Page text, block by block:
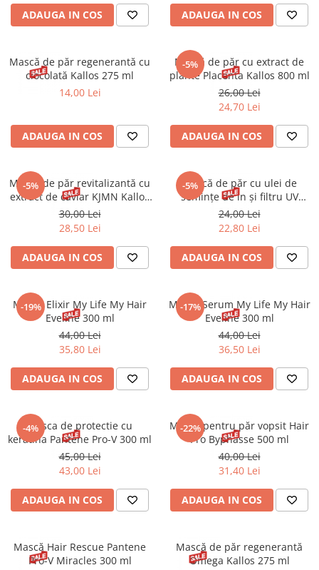
ADAUGA IN COS ADAUGA IN COS
Mască de păr regenerantă cu
ciocolată Kallos 275 ml
14,00 Lei
ADAUGA IN COS
-5%
Mască de păr cu extract de
plante Placenta Kallos 800 ml
26,00 Lei
24,70 Lei
ADAUGA IN COS
-5%
Mască de păr revitalizantă cu
extract de caviar KJMN Kallos
1000 ml
30,00 Lei
28,50 Lei
ADAUGA IN COS
-5%
Mască de păr cu ulei de
seminţe de in şi filtru UV
KJMN Kallos 1000 ml
24,00 Lei
22,80 Lei
ADAUGA IN COS
-19%
Masca Elixir My Life My Hair
Eveline 300 ml
44,00 Lei
35,80 Lei
ADAUGA IN COS
-17%
Mască Serum My Life My Hair
Eveline 300 ml
44,00 Lei
36,50 Lei
ADAUGA IN COS
-4%
Masca de protectie cu
keratina Pantene Pro-V 300 ml
45,00 Lei
43,00 Lei
ADAUGA IN COS
-22%
Mască pentru păr vopsit Hair
Pro Byphasse 500 ml
40,00 Lei
31,40 Lei
ADAUGA IN COS
Mască Hair Rescue Pantene
Pro-V Miracles 300 ml
Mască de păr regenerantă
Omega Kallos 275 ml